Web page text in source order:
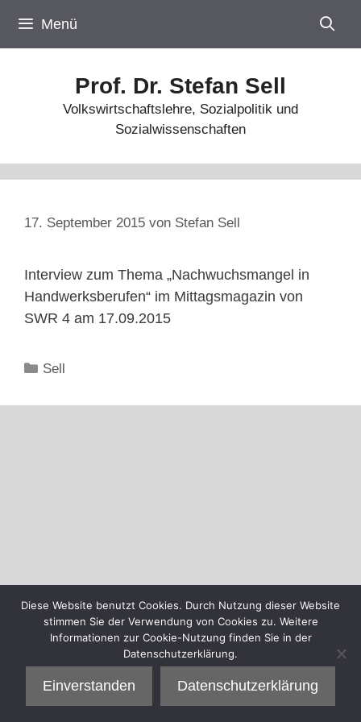
Inhalt
springen
Menü
Prof. Dr. Stefan Sell
Volkswirtschaftslehre, Sozialpolitik und
Sozialwissenschaften
17. September 2015 von Stefan Sell
Interview zum Thema „Nachwuchsmangel in
Handwerksberufen“ im Mittagsmagazin von
SWR 4 am 17.09.2015
Kategorien
Sell
Diese Website benutzt Cookies. Durch Nutzung dieser Website
stimmen Sie der Verwendung von Cookies zu. Weitere
Informationen zur Cookie-Nutzung finden Sie in der
Datenschutzerklärung.
Einverstanden Datenschutzerklärung